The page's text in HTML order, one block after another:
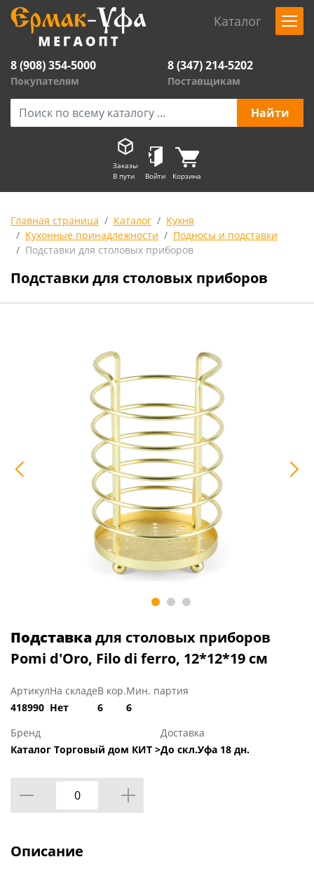
Каталог
8 (908) 354-5000
Покупателям
8 (347) 214-5202
Поставщикам
Заказы
В пути
Войти Корзина
Главная страница Каталог
Кухня
Кухонные принадлежности
Подносы и подставки
Подставки для столовых приборов
Подставки для столовых приборов
Подставкадля столовых приборов
Pomi d'Oro, Filo di ferro, 12*12*19 см
Артикул
418990
На складе
Нет
В кор.
6
Мин. партия
6
Бренд
Каталог Торговый дом КИТ >
Доставка
До скл.Уфа 18 дн.
Описание